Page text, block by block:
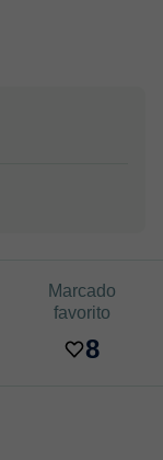
Marcado
favorito
8